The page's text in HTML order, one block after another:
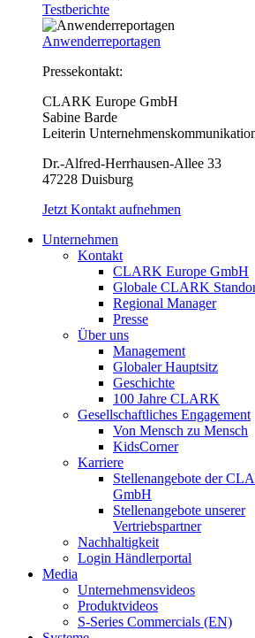
Testberichte
Anwenderreportagen
Pressekontakt:
CLARK Europe GmbH
Sabine Barde
Leiterin
Dr.-Alfred-Herrhausen-Allee 33
47228 Duisburg
Jetzt Kontakt aufnehmen
Unternehmen
Kontakt
CLARK Europe GmbH
Globale CLARK
Regional Manager
Presse
Über uns
Management
Globaler Hauptsitz
Geschichte
100 Jahre CLARK
Gesellschaftliches Engagement
Von Mensch zu Mensch
KidsCorner
Karriere
Stellenangebote der
GmbH
Stellenangebote unserer
Vertriebspartner
Nachhaltigkeit
Login Händlerportal
Media
Unternehmensvideos
Produktvideos
S-Series Commercials (EN)